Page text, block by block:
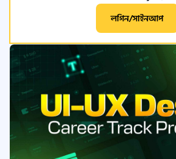
লগিন/সাইনআপ